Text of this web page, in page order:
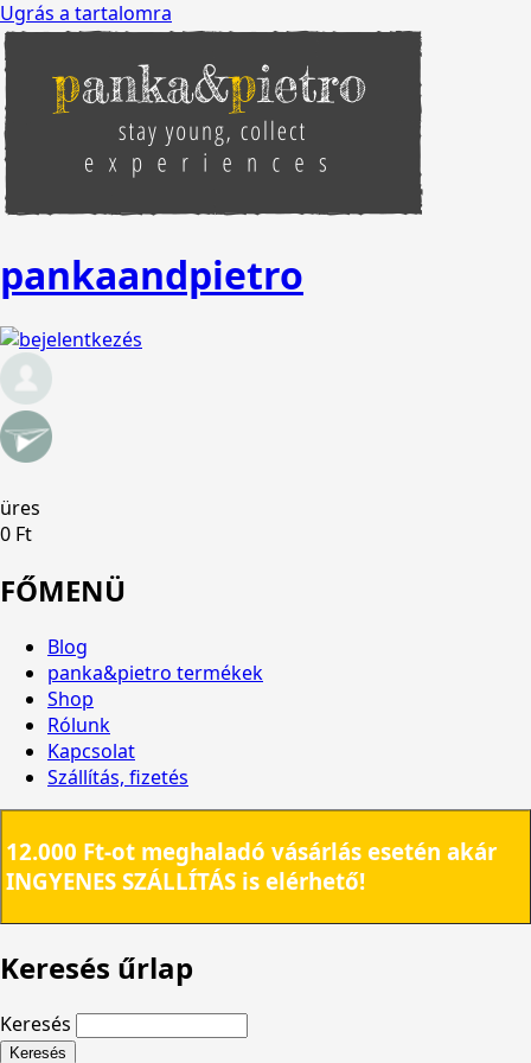
Ugrás a tartalomra
pankaandpietro
üres
0 Ft
FŐMENÜ
Blog
panka&pietro termékek
Shop
Rólunk
Kapcsolat
Szállítás, fizetés
12.000 Ft-ot meghaladó vásárlás esetén akár
INGYENES SZÁLLÍTÁS is elérhető!
Keresés űrlap
Keresés